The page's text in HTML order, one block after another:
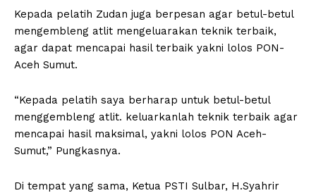
Kepada pelatih Zudan juga berpesan agar betul-betul
mengembleng atlit mengeluarakan teknik terbaik,
agar dapat mencapai hasil terbaik yakni lolos PON-
Aceh Sumut.
“Kepada pelatih saya berharap untuk betul-betul
menggembleng atlit. keluarkanlah teknik terbaik agar
mencapai hasil maksimal, yakni lolos PON Aceh-
Sumut,” Pungkasnya.
Di tempat yang sama, Ketua PSTI Sulbar, H.Syahrir